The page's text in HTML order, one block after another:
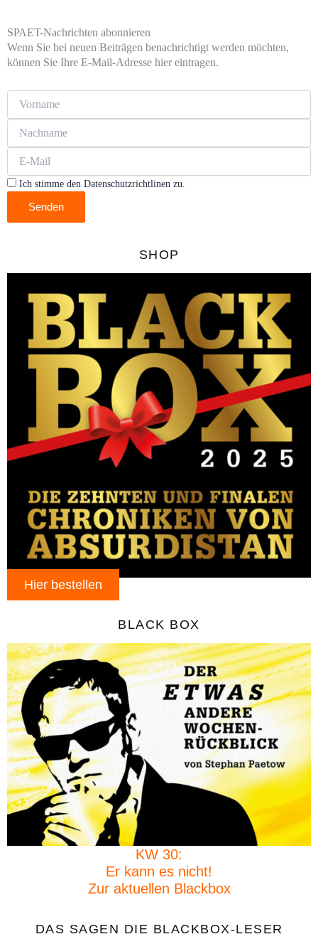
SPAET-Nachrichten abonnieren
Wenn Sie bei neuen Beiträgen benachrichtigt werden möchten,
können Sie Ihre E-Mail-Adresse hier eintragen.
Ich stimme den Datenschutzrichtlinen zu.
Senden
SHOP
Hier bestellen
BLACK BOX
KW 30:
Er kann es nicht!
Zur aktuellen Blackbox
DAS SAGEN DIE BLACKBOX-LESER